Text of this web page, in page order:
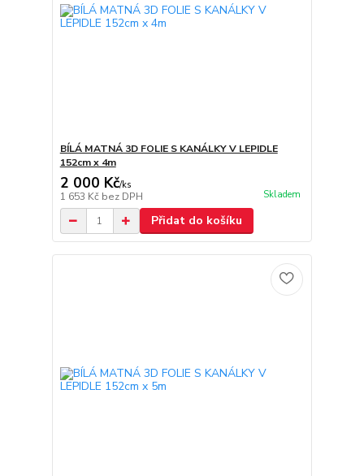
BÍLÁ MATNÁ 3D FOLIE S KANÁLKY V LEPIDLE
152cm x 4m
2 000 Kč/ks
1 653 Kč bez DPH Skladem
Přidat do košíku